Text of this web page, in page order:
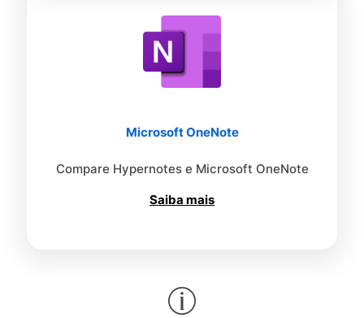
Microsoft OneNote
Compare Hypernotes e Microsoft OneNote
Saiba mais